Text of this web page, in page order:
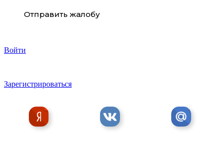
разработка фирменного стиля в Москве
Отправить жалобу
Войти
Зарегистрироваться